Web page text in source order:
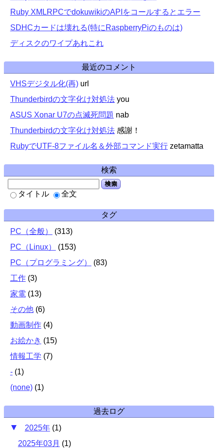
Ruby XMLRPCでdokuwikiのAPIをコールするとエラー
SDHCカードは壊れる(特にRaspberryPiのものは)
ディスクのワイプあれこれ
最近のコメント
VHSデジタル化(再) url
Thunderbirdの文字化け対処法 you
ASUS Xonar U7の点滅死問題 nab
Thunderbirdの文字化け対処法 感謝！
RubyでUTF-8ファイル名＆外部コマンド実行 zetamatta
検索
検索
タイトル 全文
タグ
PC（全般）
(313)
PC（Linux）
(153)
PC（プログラミング）
(83)
工作 (3)
家電 (13)
その他 (6)
動画制作 (4)
お絵かき (15)
情報工学 (7)
- (1)
(none) (1)
過去ログ
2025年 (1)
2025年03月 (1)